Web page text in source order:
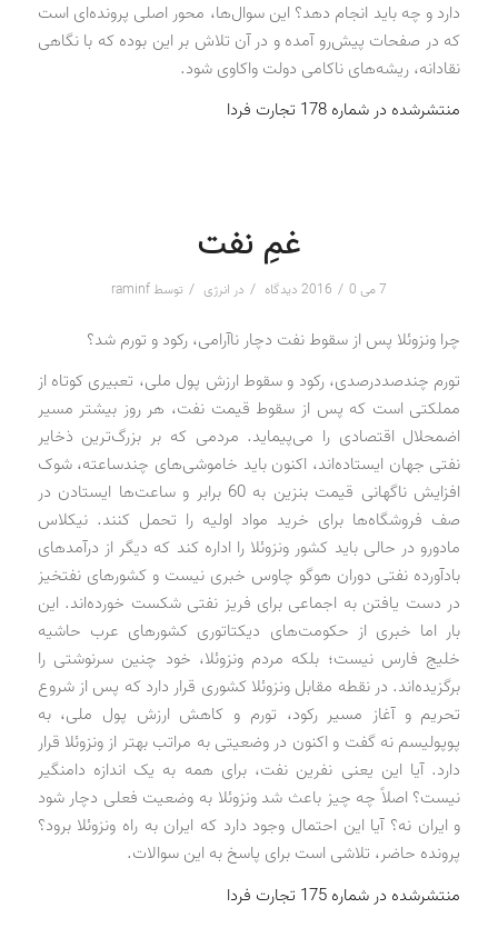
دارد و چه باید انجام دهد؟ این سوال‌ها، محور اصلی پرونده‌ای است
که در صفحات پیش‌رو آمده و در آن تلاش بر این بوده که با نگاهی
نقادانه، ریشه‌های ناکامی دولت واکاوی شود.
منتشرشده در شماره 178 تجارت فردا
غمِ نفت
7 می 2016 / 0 دیدگاه / در انرژی / توسط raminf
چرا ونزوئلا پس از سقوط نفت دچار ناآرامی، رکود و تورم شد؟
تورم چندصددرصدی، رکود و سقوط ارزش پول ملی، تعبیری کوتاه از
مملکتی است که پس از سقوط قیمت نفت، هر روز بیشتر مسیر
اضمحلال اقتصادی را می‌پیماید. مردمی که بر بزرگ‌ترین ذخایر
نفتی جهان ایستاده‌اند، اکنون باید خاموشی‌های چند‌ساعته، شوک
افزایش ناگهانی قیمت بنزین به 60 برابر و ساعت‌ها ایستادن در
صف فروشگاه‌ها برای خرید مواد اولیه را تحمل کنند. نیکلاس
مادورو در حالی باید کشور ونزوئلا را اداره کند که دیگر از درآمدهای
بادآورده نفتی دوران هوگو چاوس خبری نیست و کشورهای نفتخیز
در دست یافتن به اجماعی برای فریز نفتی شکست خورده‌اند. این
بار اما خبری از حکومت‌های دیکتاتوری کشورهای عرب حاشیه
خلیج فارس نیست؛ بلکه مردم ونزوئلا، خود چنین سرنوشتی را
برگزیده‌اند. در نقطه مقابل ونزوئلا کشوری قرار دارد که پس از شروع
تحریم و آغاز مسیر رکود، تورم و کاهش ارزش پول ملی، به
پوپولیسم نه گفت و اکنون در وضعیتی به مراتب بهتر از ونزوئلا قرار
دارد. آیا این یعنی نفرین نفت، برای همه به یک اندازه دامنگیر
نیست؟ اصلاً چه چیز باعث شد ونزوئلا به وضعیت فعلی دچار شود
و ایران نه؟ آیا این احتمال وجود دارد که ایران به راه ونزوئلا برود؟
پرونده حاضر، تلاشی است برای پاسخ به این سوالات.
منتشرشده در شماره 175 تجارت فردا